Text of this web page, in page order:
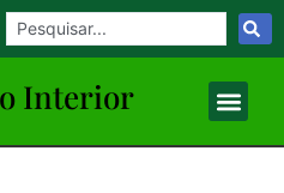
Interior